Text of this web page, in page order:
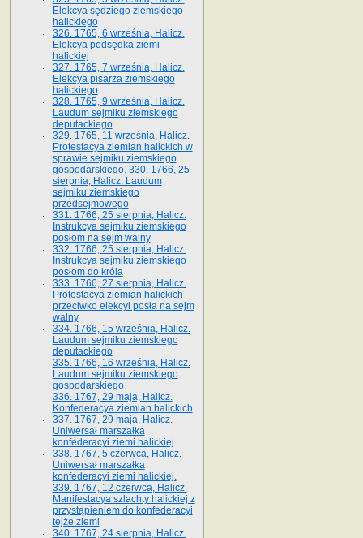
Elekcya sędziego ziemskiego
halickiego
326. 1765, 6 września, Halicz.
Elekcya podsędka ziemi
halickiej
327. 1765, 7 września, Halicz.
Elekcya pisarza ziemskiego
halickiego
328. 1765, 9 września, Halicz.
Laudum sejmiku ziemskiego
deputackiego
329. 1765, 11 września, Halicz.
Protestacya ziemian halickich w
sprawie sejmiku ziemskiego
gospodarskiego. 330. 1766, 25
sierpnia, Halicz. Laudum
sejmiku ziemskiego
przedsejmowego
331. 1766, 25 sierpnia, Halicz.
Instrukcya sejmiku ziemskiego
posłom na sejm walny
332. 1766, 25 sierpnia, Halicz.
Instrukcya sejmiku ziemskiego
posłom do króla
333. 1766, 27 sierpnia, Halicz.
Protestacya ziemian halickich
przeciwko elekcyi posła na sejm
walny
334. 1766, 15 września, Halicz.
Laudum sejmiku ziemskiego
deputackiego
335. 1766, 16 września, Halicz.
Laudum sejmiku ziemskiego
gospodarskiego
336. 1767, 29 maja, Halicz.
Konfederacya ziemian halickich
337. 1767, 29 maja, Halicz.
Uniwersał marszałka
konfederacyi ziemi halickiej
338. 1767, 5 czerwca, Halicz.
Uniwersał marszałka
konfederacyi ziemi halickiej.
339. 1767, 12 czerwca, Halicz.
Manifestacya szlachty halickiej z
przystąpieniem do konfederacyi
tejże ziemi
340. 1767, 24 sierpnia, Halicz.